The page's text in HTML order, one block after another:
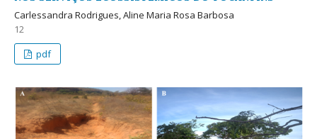
Carlessandra Rodrigues, Aline Maria Rosa Barbosa
12
pdf